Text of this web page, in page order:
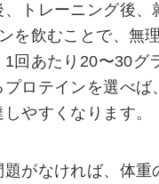
トレーニング後、
を飲むことで、無
回あたり20〜30グ
プロテインを選べば
やすくなります。
題がなければ、体重